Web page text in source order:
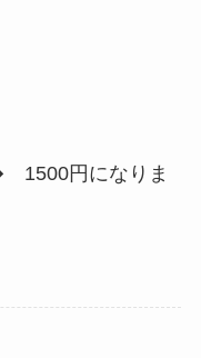
円になりま